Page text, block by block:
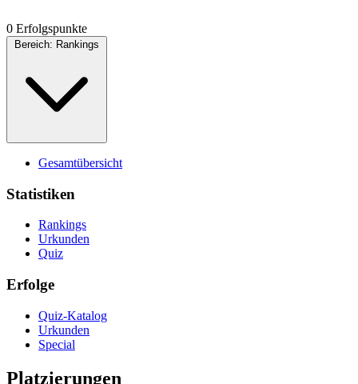
0 Erfolgspunkte
Bereich: Rankings
Gesamtübersicht
Statistiken
Rankings
Urkunden
Quiz
Erfolge
Quiz-Katalog
Urkunden
Special
Platzierungen